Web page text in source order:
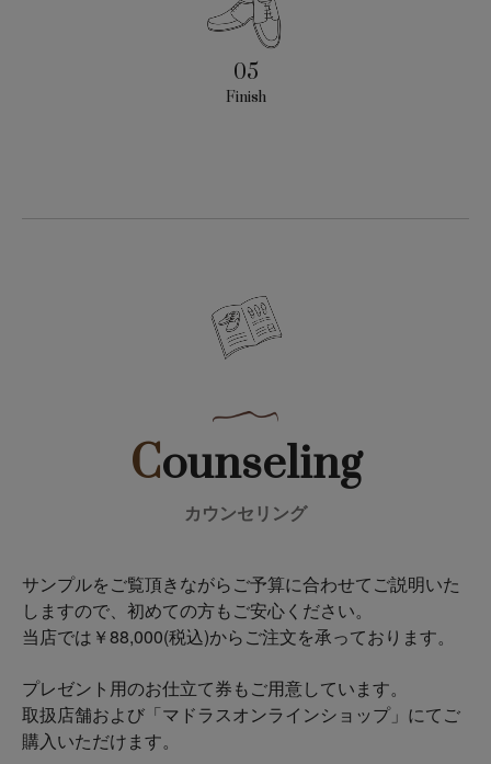
05
Finish
Counseling
カウンセリング
サンプルをご覧頂きながらご予算に合わせてご説明いた
しますので、初めての方もご安心ください。
当店では￥88,000(税込)からご注文を承っております。
プレゼント用のお仕立て券もご用意しています。
取扱店舗および「マドラスオンラインショップ」にてご
購入いただけます。